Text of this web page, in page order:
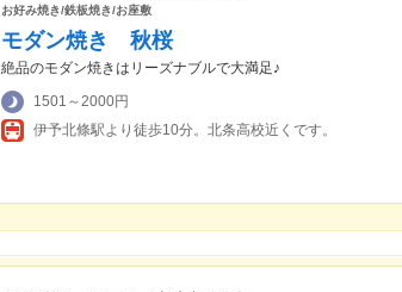
お好み焼き/鉄板焼き/お座敷
モダン焼き 秋桜
絶品のモダン焼きはリーズナブルで大満足♪
1501～2000円
伊予北條駅より徒歩10分。北条高校近くです。